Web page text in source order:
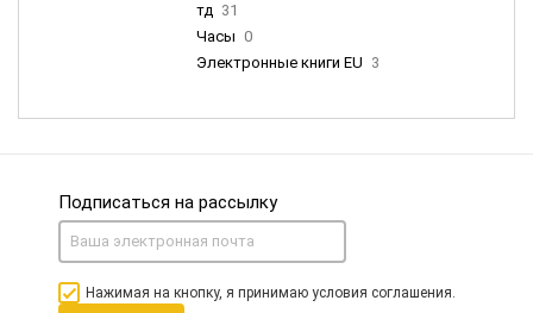
тд 31
Часы 0
Электронные книги EU 3
Подписаться на рассылку
Нажимая на кнопку, я принимаю условия соглашения.